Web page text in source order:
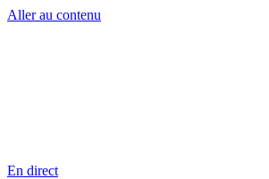
Aller au contenu
En direct